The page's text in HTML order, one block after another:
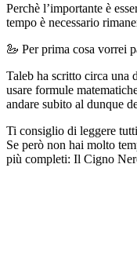
Perchè l’importante è
tempo è necessario
🦢 Per prima cosa vorrei
Taleb ha scritto circa una
usare formule
andare subito al dunque
Ti consiglio di leggere
Se però non hai molto
più completi: Il Cigno